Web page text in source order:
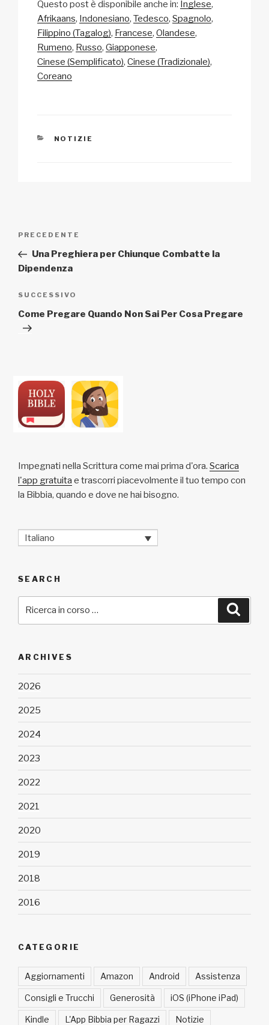
p
y
Li
n
ail c
e
b
o
at
s
A
p
a
p
h
n
di
Questo post è disponibile anche in: Inglese
Afrikaans Indonesiano Tedesco Spagnolo
Filippino (Tagalog) Francese Olandese
Rumeno Russo Giapponese
Cinese (Semplificato) Cinese (Tradizionale)
Coreano
CATEGORIE
NOTIZIE
Articolo
precedente:
PRECEDENTE
Una Preghiera per Chiunque Combatte la
Dipendenza
Articolo
successivo
SUCCESSIVO
Come Pregare Quando Non Sai Per Cosa Pregare
Impegnati nella Scrittura come mai prima d'ora. Scarica
l'app gratuita e trascorri piacevolmente il tuo tempo con
la Bibbia, quando e dove ne hai bisogno.
Italiano
SEARCH
ARCHIVES
2026
2025
2024
2023
2022
2021
2020
2019
2018
2016
CATEGORIE
Aggiornamenti Amazon Android Assistenza
Consigli e Trucchi Generosità iOS (iPhone iPad)
Kindle L'App Bibbia per Ragazzi Notizie